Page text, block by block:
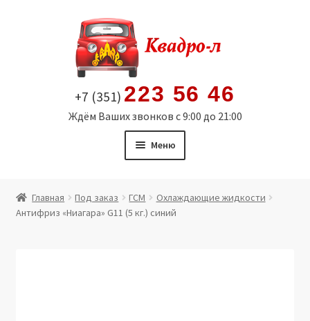
содержимому
+7 (351) 223 56 46
Ждём Ваших звонков с 9:00 до 21:00
Меню
Витрина
Главная Под заказ ГСМ
Охлаждающие жидкости
Антифриз «Ниагара» G11 (5 кг.) синий